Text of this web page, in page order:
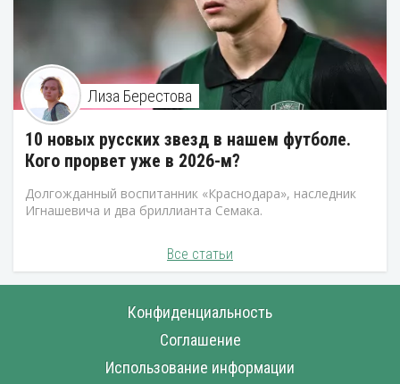
Лиза Берестова
10 новых русских звезд в нашем футболе.
Кого прорвет уже в 2026-м?
Долгожданный воспитанник «Краснодара», наследник
Игнашевича и два бриллианта Семака.
Все статьи
Конфиденциальность
Соглашение
Использование информации